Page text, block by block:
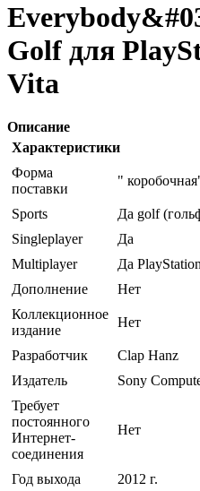
Golf для
Vita
Описание
Характеристики
Форма
поставки
"
Sports
Да golf
Singleplayer
Да
Multiplayer
Да
Дополнение
Нет
Коллекционное
издание
Нет
Разработчик
Clap Hanz
Издатель
Sony
Требует
постоянного
Интернет-
соединения
Нет
Год выхода 2012 г.